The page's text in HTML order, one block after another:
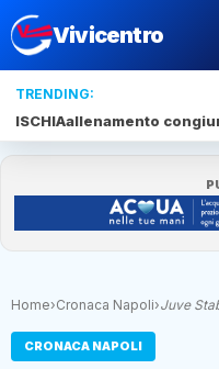
Vivicentro
TRENDING:
ISCHIAallenamento
Home›Cronaca Napoli›Juve
CRONACA NAPOLI